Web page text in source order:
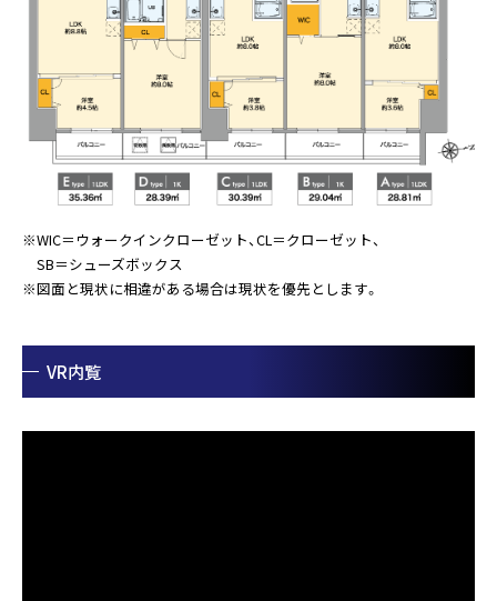
※WIC＝ウォークインクローゼット、CL＝クローゼット、
SB＝シューズボックス
※図面と現状に相違がある場合は現状を優先とします。
VR内覧